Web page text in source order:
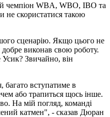
чемпіон WBA, WBO, IBO та
не скористатися такою
сценарію. Якщо цього не
виконав свою роботу.
Звичайно, він
багато вступатиме в
або трапиться щось інше.
На мій погляд, команді
катмен", - сказав Дюран